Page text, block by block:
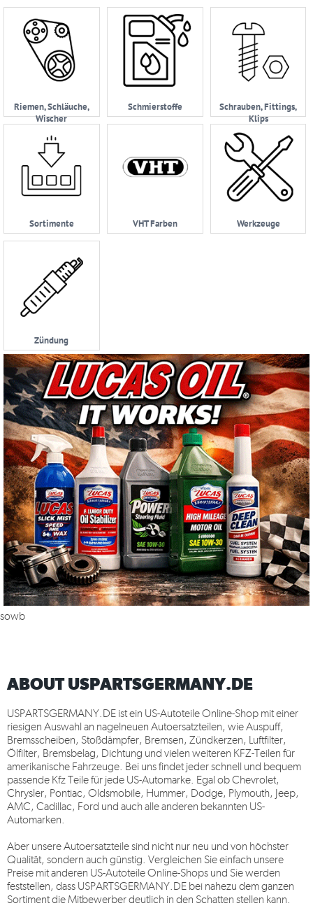
Riemen, Schläuche,
Wischer
Schmierstoffe
Schrauben, Fittings,
Klips
Sortimente VHT Farben Werkzeuge
Zündung
sowb
ABOUT USPARTSGERMANY.DE
USPARTSGERMANY.DE ist ein US-Autoteile Online-Shop mit einer
riesigen Auswahl an nagelneuen Autoersatzteilen, wie Auspuff,
Bremsscheiben, Stoßdämpfer, Bremsen, Zündkerzen, Luftfilter,
Ölfilter, Bremsbelag, Dichtung und vielen weiteren KFZ-Teilen für
amerikanische Fahrzeuge. Bei uns findet jeder schnell und bequem
passende Kfz Teile für jede US-Automarke. Egal ob Chevrolet,
Chrysler, Pontiac, Oldsmobile, Hummer, Dodge, Plymouth, Jeep,
AMC, Cadillac, Ford und auch alle anderen bekannten US-
Automarken.
Aber unsere Autoersatzteile sind nicht nur neu und von höchster
Qualität, sondern auch günstig. Vergleichen Sie einfach unsere
Preise mit anderen US-Autoteile Online-Shops und Sie werden
feststellen, dass USPARTSGERMANY.DE bei nahezu dem ganzen
Sortiment die Mitbewerber deutlich in den Schatten stellen kann.